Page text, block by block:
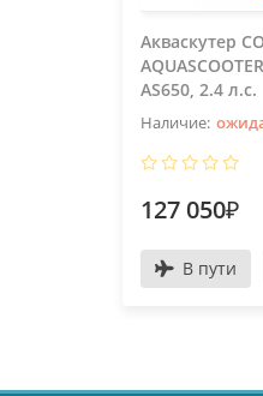
Акваскутер
AS650, 2.4 л.с.
127 050₽
В пути